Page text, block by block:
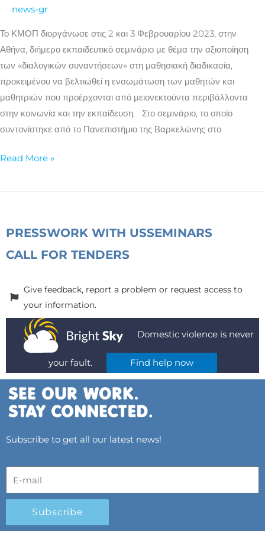
news-gr
Το ΚΜΟΠ διοργάνωσε στις 2 και 3 Φεβρουαρίου 2023, στην
Αθήνα, διήμερο εκπαιδευτικό σεμινάριο με θέμα την αξιοποίηση
των «διαλογικών συναντήσεων» στη μαθησιακή διαδικασία,
προκειμένου να βελτιωθεί η ενσωμάτωση των μαθητών και
μαθητριών που προέρχονται από μειονεκτούντα περιβάλλοντα
στην κοινωνία και την εκπαίδευση. Στο σεμινάριο, το οποίο
συντονίστηκε από το Πανεπιστήμιο της Βαρκελώνης στο
ενσωμάτωσης
στο
σχολείο
Read More »
PRESSWORK WITH USSEMINARS
CALL FOR TENDERS
Give feedback, report a problem or request access to
your information.
Domestic violence is never
your fault. Find help now
Subscribe to get all our latest news!
Subscribe